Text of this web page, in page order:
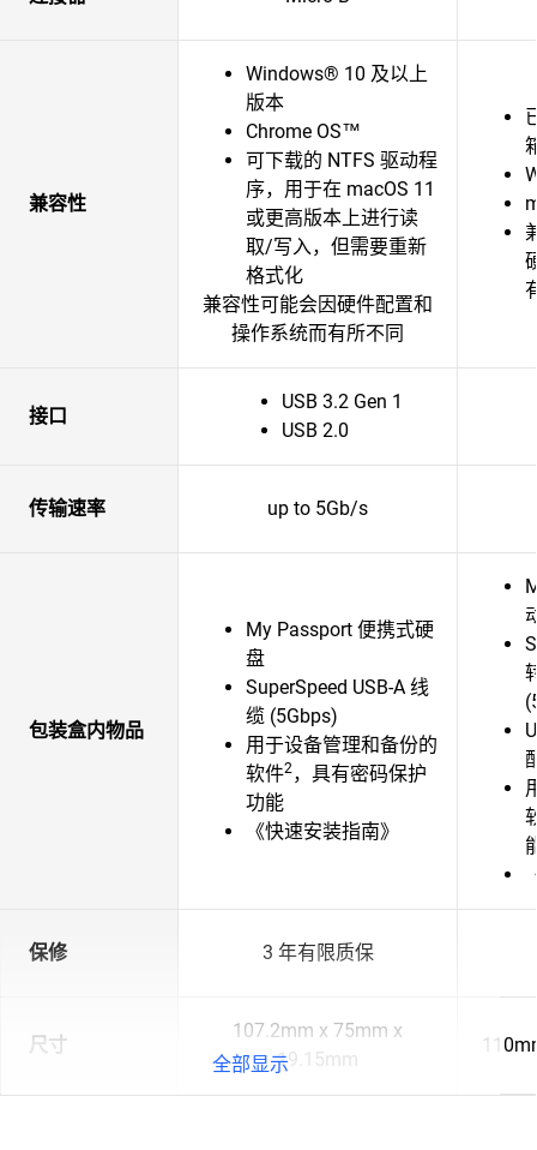
兼容性
Windows® 10 及以上
版本
Chrome OS™
可下载的 NTFS 驱动程
序，用于在 macOS 11
或更高版本上进行读
取/写入，但需要重新
格式化
兼容性可能会因硬件配置和
操作系统而有所不同
接口
USB 3.2 Gen 1
USB 2.0
传输速率 up to 5Gb/s
包装盒内物品
My Passport 便携式硬
盘
SuperSpeed USB-A 线
缆 (5Gbps)
用于设备管理和备份的
软件2 ，具有密码保护
功能
《快速安装指南》
保修 3 年有限质保
尺寸
107.2mm x 75mm x
19.15mm
全部显示